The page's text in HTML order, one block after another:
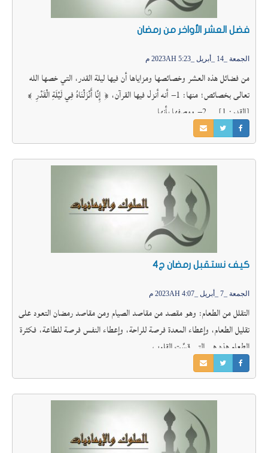
فضل العشر الأواخر من رمضان
الجمعة _14 _أبريل _2023AH 5:23 م
من فضائل هذه العشر وخصائصها ومزاياها أن فيها ليلة القدر، التي خصها الله
تعالى بخصائص؛ منها: 1– أنه أنزل فيها القرآن، ﴿ إِنَّا أَنْزَلْنَاهُ فِي لَيْلَةِ الْقَدْرِ ﴾
[القدر: 1]. 2– ووصفها بأنها
كيف نستقبل رمضان ج4
الجمعة _7 _أبريل _2023AH 4:07 م
التقلل من الطعام: وهو مقصد من مقاصد الصيام ومن مقاصد رمضان التعود على
تقليل الطعام، وإعطاء المعدة فرصة للراحة، وإعطاء النفس فرصة للطاعة، فكثرة
الطعام هذه هي التي قسَّت القلوب